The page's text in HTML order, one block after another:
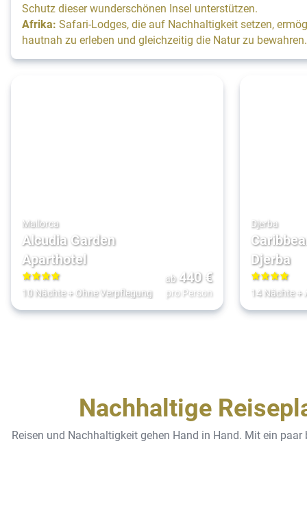
Schutz dieser wunderschönen Insel unterstützen.
Afrika: Safari-Lodges, die auf Nachhaltigkeit setzen,
hautnah zu erleben und gleichzeitig die Natur zu bewahren.
Mallorca
Alcudia Garden
Aparthotel
4
10 Nächte+ Ohne Verpflegung
ab 440€
pro Person
Djerba
Djerba
4
14 Nächte+
Nachhaltige
Reisen und Nachhaltigkeit gehen Hand in Hand. Mit ein